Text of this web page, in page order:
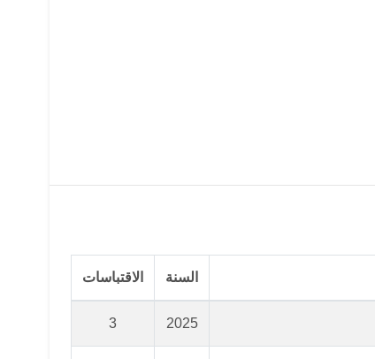
السنة الاقتباسات
2025
3